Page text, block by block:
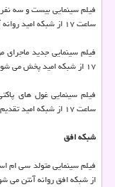
ساعت ۱۷ از شبکه امید روانه آنتن می شود.
فیلم سینمایی جدید
۱۷ از شبکه امید پخش می شود.
فیلم سینمایی غول های
ساعت ۱۷ از شبکه امید تقدیم علاقه مندان می شود.
شبکه افق
از شبکه افق روانه آنتن می